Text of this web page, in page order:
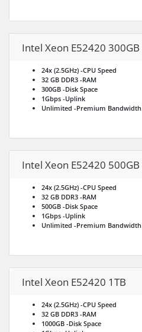
Intel Xeon E52420 300GB
24x (2.5GHz) -CPU Speed
32 GB DDR3 -RAM
300GB -Disk Space
1Gbps -Uplink
Unlimited -Premium Bandwidth
Intel Xeon E52420 500GB
24x (2.5GHz) -CPU Speed
32 GB DDR3 -RAM
500GB -Disk Space
1Gbps -Uplink
Unlimited -Premium Bandwidth
Intel Xeon E52420 1TB
24x (2.5GHz) -CPU Speed
32 GB DDR3 -RAM
1000GB -Disk Space